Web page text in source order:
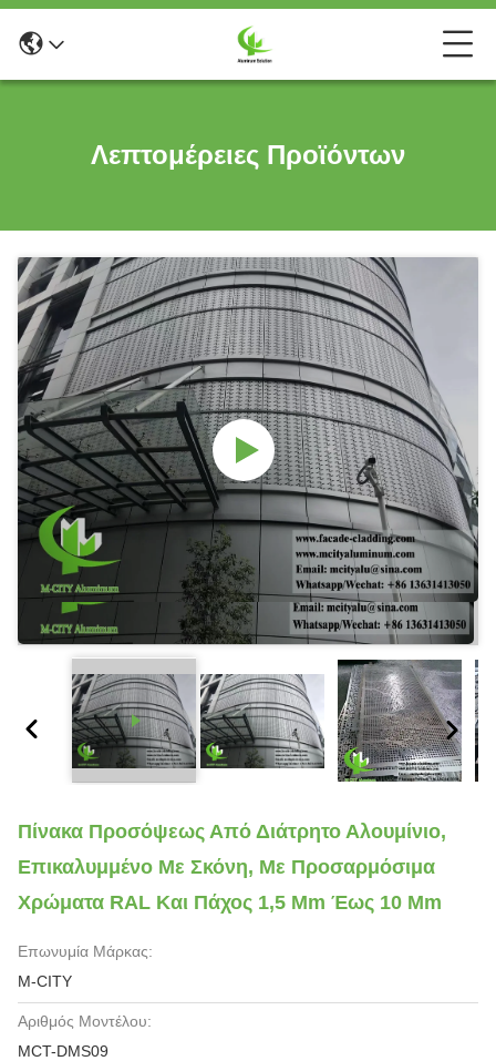
Λεπτομέρειες Προϊόντων
Πίνακα Προσόψεως Από Διάτρητο Αλουμίνιο,
Επικαλυμμένο Με Σκόνη, Με Προσαρμόσιμα
Χρώματα RAL Και Πάχος 1,5 Mm Έως 10 Mm
Επωνυμία Μάρκας:
M-CITY
Αριθμός Μοντέλου:
MCT-DMS09